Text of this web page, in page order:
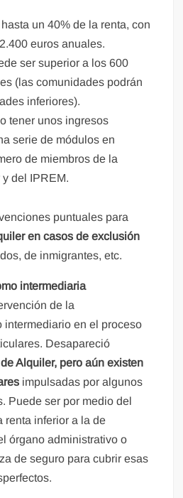
un 40% de la renta, con
euros anuales.
ser superior a los 600
(las comunidades podrán
inferiores).
tener unos ingresos
serie de módulos en
de miembros de la
del IPREM.
puntuales para
en casos de exclusión
de inmigrantes, etc.
intermediaria
de la
intermediario en el proceso
Desapareció
Alquiler, pero aún existen
impulsadas por algunos
Puede ser por medio del
renta inferior a la de
órgano administrativo o
de seguro para cubrir esas